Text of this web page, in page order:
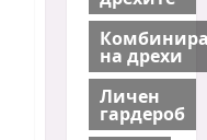
на дрехи
Личен
гардероб